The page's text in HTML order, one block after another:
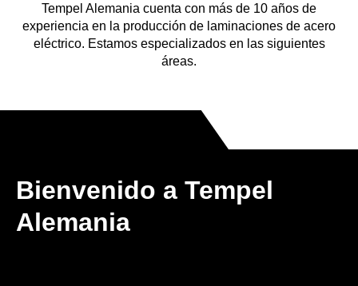
Tempel Alemania cuenta con más de 10 años de
experiencia en la producción de laminaciones de acero
eléctrico. Estamos especializados en las siguientes
áreas.
Bienvenido a Tempel
Alemania